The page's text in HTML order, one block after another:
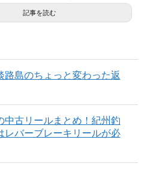
記事を読む
路島のちょっと変わった返
中古リールまとめ！紀州釣
レバーブレーキリールが必